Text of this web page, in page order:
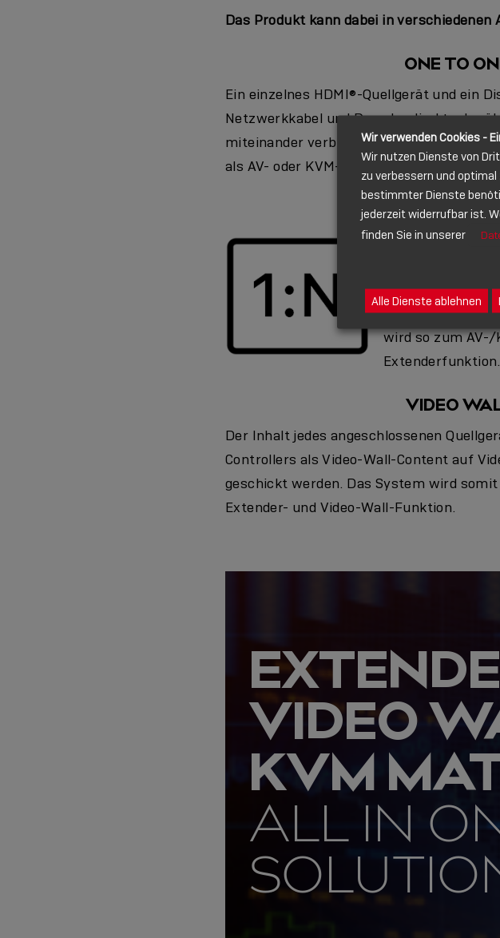
Das Produkt kann dabei in
ONE TO
Ein einzelnes HDMI®-Quellgerät und ein
Netzwerkkabel und Decoder direkt oder
miteinander verbunden. Das System
als AV- oder KVM-Extender mit
ONE TO
Ein oder mehrere
über einen
zusätzlich ins
Quelle
wird so zum
Extenderfunktion.
VIDEO
Der Inhalt jedes angeschlossenen
Controllers als Video-Wall-Content auf
geschickt werden. Das System wird
Extender- und Video-Wall-Funktion.
VIDEO
KVM
ALL IN
Wir verwenden Cookies -
Wir nutzen Dienste von
zu verbessern und
bestimmter Dienste
jederzeit widerrufbar ist.
finden Sie in unserer
Alle Dienste ablehnen